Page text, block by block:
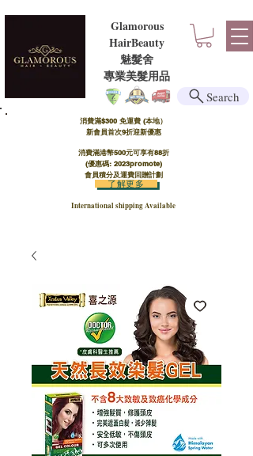
Glamorous
HairBeauty
魅髮舍
​​專業美髮用品
消費滿$300 免運費 (本地）​
新會員首次9折迎新優惠
消費滿港幣500元可享有88折
(優惠碼: 2023promote)
會員積分及運費回贈計劃
International shipping Available
了解更多
Search